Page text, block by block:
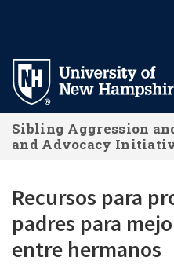
main
content
Sibling Aggression
and Advocacy
Recursos para
padres para
entre hermanos